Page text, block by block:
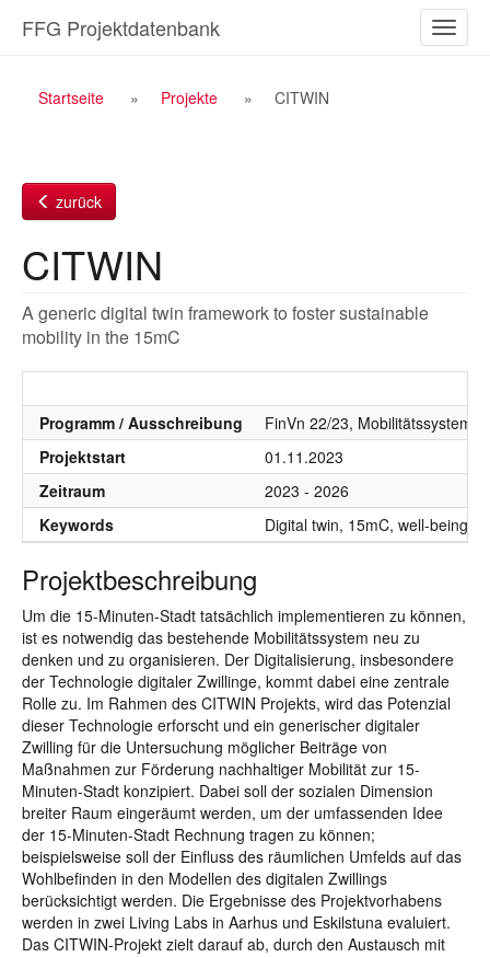
Inhalt
ein-/
FFG Projektdatenbank
Breadcrumb
Startseite Projekte CITWIN
zurück
CITWIN
A generic digital twin framework to foster sustainable
mobility in the 15mC
Programm / Ausschreibung
FinVn 22/23, Mobilitätssystem,
Projektstart
01.11.2023
Zeitraum
2023 - 2026
Keywords
Digital twin, 15mC, well-being,
Projektbeschreibung
Um die 15-Minuten-Stadt tatsächlich implementieren zu können,
ist es notwendig das bestehende Mobilitätssystem neu zu
denken und zu organisieren. Der Digitalisierung, insbesondere
der Technologie digitaler Zwillinge, kommt dabei eine zentrale
Rolle zu. Im Rahmen des CITWIN Projekts, wird das Potenzial
dieser Technologie erforscht und ein generischer digitaler
Zwilling für die Untersuchung möglicher Beiträge von
Maßnahmen zur Förderung nachhaltiger Mobilität zur 15-
Minuten-Stadt konzipiert. Dabei soll der sozialen Dimension
breiter Raum eingeräumt werden, um der umfassenden Idee
der 15-Minuten-Stadt Rechnung tragen zu können;
beispielsweise soll der Einfluss des räumlichen Umfelds auf das
Wohlbefinden in den Modellen des digitalen Zwillings
berücksichtigt werden. Die Ergebnisse des Projektvorhabens
werden in zwei Living Labs in Aarhus und Eskilstuna evaluiert.
Das CITWIN-Projekt zielt darauf ab, durch den Austausch mit